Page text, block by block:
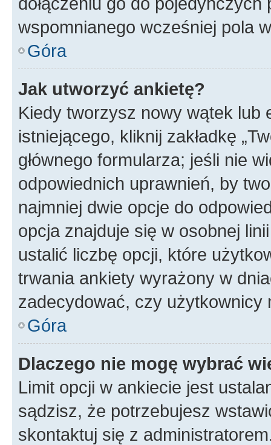
wspomnianego wcześniej pola
Góra
Jak utworzyć ankietę?
Kiedy tworzysz nowy wątek lub
istniejącego, kliknij zakładkę
głównego formularza; jeśli nie
odpowiednich uprawnień, by
najmniej dwie opcje do
opcja znajduje się w osobnej
ustalić liczbę opcji, które
trwania ankiety wyrażony w
zadecydować, czy użytkownicy
Góra
Dlaczego nie mogę wybrać
Limit opcji w ankiecie jest
sądzisz, że potrzebujesz
skontaktuj się z